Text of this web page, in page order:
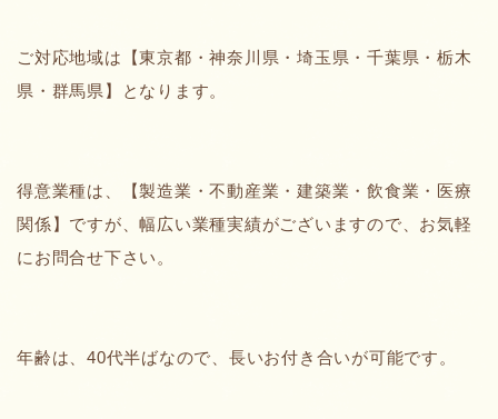
ご対応地域は【東京都・神奈川県・埼玉県・千葉県・栃木
県・群馬県】となります。
得意業種は、【製造業・不動産業・建築業・飲食業・医療
関係】ですが、幅広い業種実績がございますので、お気軽
にお問合せ下さい。
年齢は、40代半ばなので、長いお付き合いが可能です。